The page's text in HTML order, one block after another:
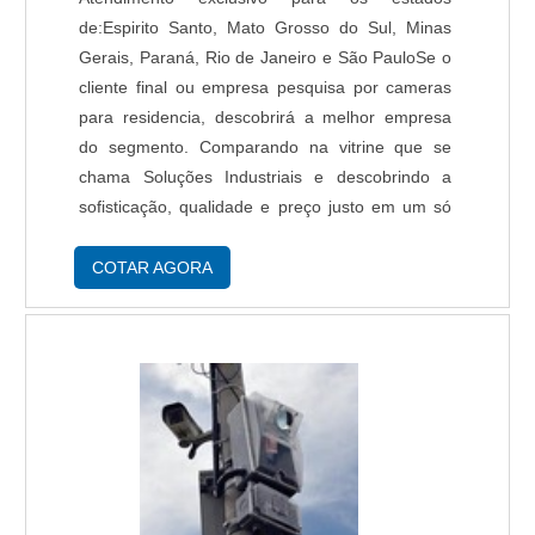
garante uma entrega de excelência de ponta a
ponta..
de:Espirito Santo, Mato Grosso do Sul, Minas
Gerais, Paraná, Rio de Janeiro e São PauloSe o
cliente final ou empresa pesquisa por cameras
para residencia, descobrirá a melhor empresa
do segmento. Comparando na vitrine que se
chama Soluções Industriais e descobrindo a
sofisticação, qualidade e preço justo em um só
residencia, com a Protelt alcançará excelente
maneiras eficientes de demonstrar competência
e excelência em sua área de atuação. A Protelt
objetiva seus recursos em criar para cada cliente
uma estrutura com: Tecnologia de ponta;
Escritório de alta qualidade onde são realizadas
COTAR AGORA